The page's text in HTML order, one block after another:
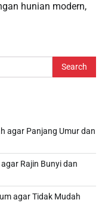
hunian modern,
agar Panjang Umur dan
Rajin Bunyi dan
agar Tidak Mudah